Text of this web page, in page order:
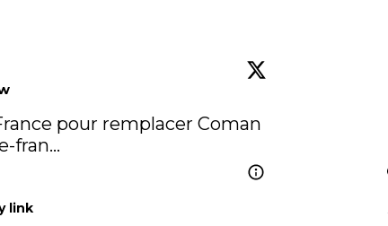
pour remplacer Coman
fran…
link